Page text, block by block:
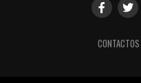
CONTACTOS